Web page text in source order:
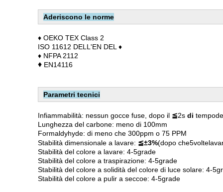
Aderiscono le norme
♦ OEKO TEX Class 2
ISO 11612 DELL'EN DEL ♦
♦ NFPA 2112
♦ EN14116
Parametri tecnici
Infiammabilità: nessun gocce fuse, dopo il ≦2s di
Lunghezza del carbone: meno di 100mm
Formaldyhyde: di meno che 300ppm o 75 PPM
Stabilità dimensionale a lavare: ≦±3%(dopo
Stabilità del colore a lavare: 4-5grade
Stabilità del colore a traspirazione: 4-5grade
Stabilità del colore a solidità del colore di luce solare: 4-
Stabilità del colore a pulir a seccoe: 4-5grade